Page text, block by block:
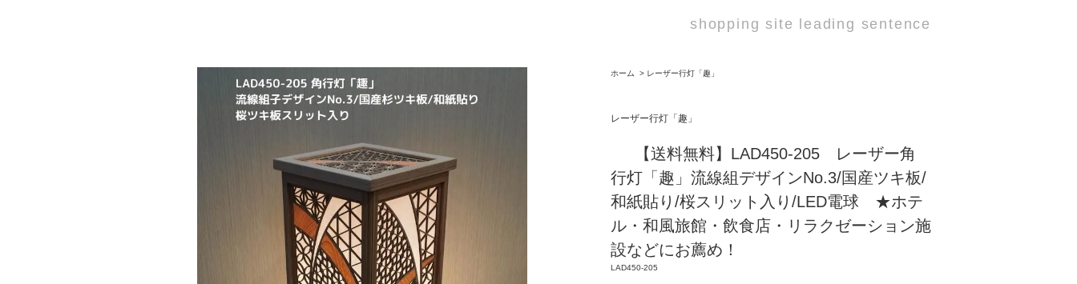
shopping site leading sentence
ホーム > レーザー行灯「趣」
レーザー行灯「趣」
【送料無料】LAD450-205 レーザー角
行灯「趣」流線組デザインNo.3/国産ツキ板/
和紙貼り/桜スリット入り/LED電球 ★ホテ
ル・和風旅館・飲食店・リラクゼーション施
設などにお薦め！
LAD450-205